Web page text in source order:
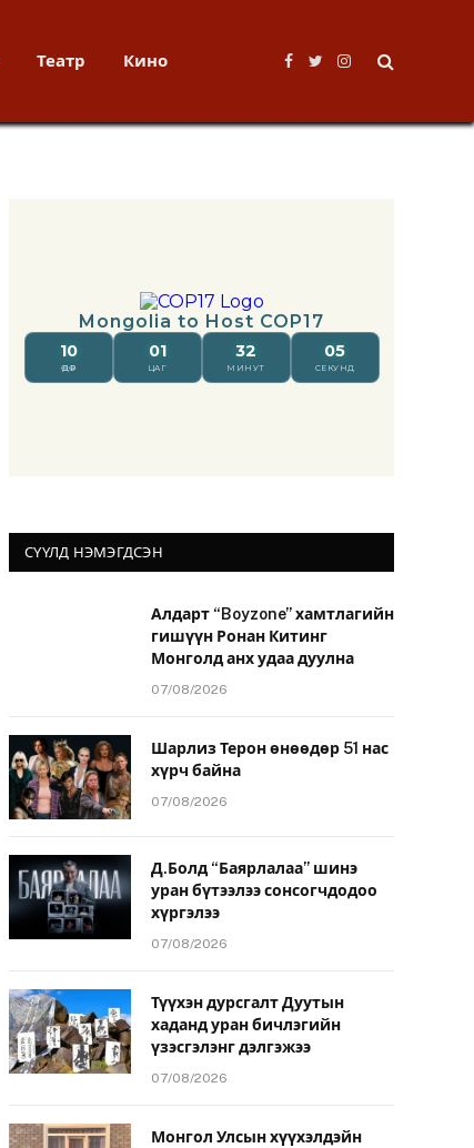
Театр Кино
Facebook
TwitterInstagram
СҮҮЛД НЭМЭГДСЭН
Алдарт “Boyzone” хамтлагийн
гишүүн Ронан Китинг
Монголд анх удаа дуулна
07/08/2026
Шарлиз Терон өнөөдөр 51 нас
хүрч байна
07/08/2026
Д.Болд “Баярлалаа” шинэ
уран бүтээлээ сонсогчдодоо
хүргэлээ
07/08/2026
Түүхэн дурсгалт Дуутын
хаданд уран бичлэгийн
үзэсгэлэнг дэлгэжээ
07/08/2026
Монгол Улсын хүүхэлдэйн